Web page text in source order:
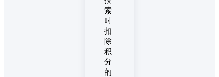
索
时
扣
除
积
分
的